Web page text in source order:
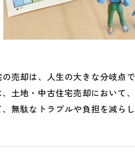
売却は、人生の大きな分岐
土地・中古住宅売却において
無駄なトラブルや負担を減ら